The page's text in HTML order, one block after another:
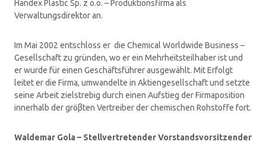
Handex Plastic Sp. z o.o. – Produktionsfirma als
Verwaltungsdirektor an.
Im Mai 2002 entschloss er die Chemical Worldwide Business –
Gesellschaft zu gründen, wo er ein Mehrheitsteilhaber ist und
er wurde für einen Geschäftsführer ausgewählt. Mit Erfolgt
leitet er die Firma, umwandelte in Aktiengesellschaft und setzte
seine Arbeit zielstrebig durch einen Aufstieg der Firmaposition
innerhalb der gröβten Vertreiber der chemischen Rohstoffe fort.
Waldemar Gola – Stellvertretender Vorstandsvorsitzender